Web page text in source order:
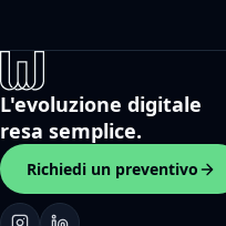
L'evoluzione digitale
resa semplice.
Richiedi un preventivo